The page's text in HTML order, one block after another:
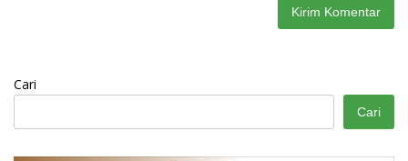
Cari
Cari